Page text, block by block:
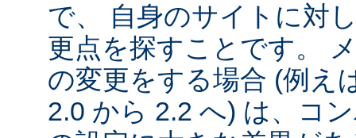
で、 自身のサイトに対
更点を探すことです。
の変更をする場合 (例え
2.0 から 2.2 へ) は、コ